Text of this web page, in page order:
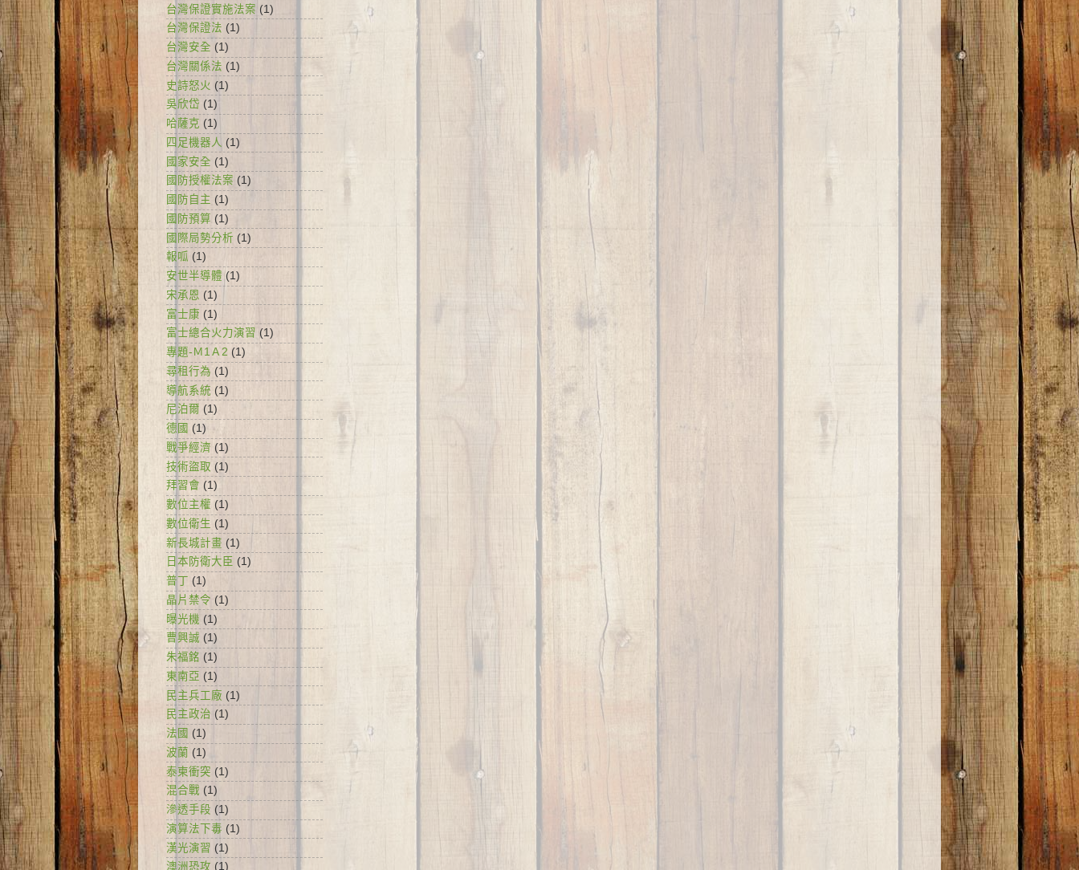
台灣保證實施法案 (1)
台灣保證法 (1)
台灣安全 (1)
台灣關係法 (1)
史詩怒火 (1)
吳欣岱 (1)
哈薩克 (1)
四足機器人 (1)
國家安全 (1)
國防授權法案 (1)
國防自主 (1)
國防預算 (1)
國際局勢分析 (1)
報呱 (1)
安世半導體 (1)
宋承恩 (1)
富士康 (1)
富士總合火力演習 (1)
專題-Ｍ1Ａ2 (1)
尋租行為 (1)
導航系統 (1)
尼泊爾 (1)
德國 (1)
戰爭經濟 (1)
技術盜取 (1)
拜習會 (1)
數位主權 (1)
數位衛生 (1)
新長城計畫 (1)
日本防衛大臣 (1)
普丁 (1)
晶片禁令 (1)
曝光機 (1)
曹興誠 (1)
朱福銘 (1)
東南亞 (1)
民主兵工廠 (1)
民主政治 (1)
法國 (1)
波蘭 (1)
泰柬衝突 (1)
混合戰 (1)
滲透手段 (1)
演算法下毒 (1)
漢光演習 (1)
澳洲恐攻 (1)